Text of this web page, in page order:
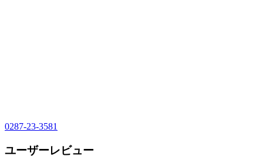
0287-23-3581
ユーザーレビュー